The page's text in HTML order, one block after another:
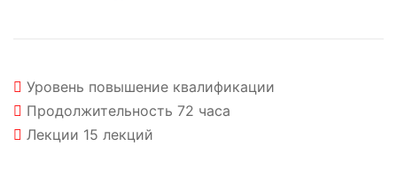
Уровень повышение квалификации
Продолжительность 72 часа
Лекции 15 лекций